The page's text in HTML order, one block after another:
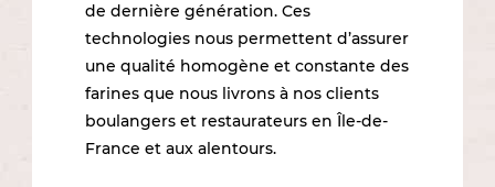
de dernière génération. Ces
technologies nous permettent d’assurer
une qualité homogène et constante des
farines que nous livrons à nos clients
boulangers et restaurateurs en Île-de-
France et aux alentours.